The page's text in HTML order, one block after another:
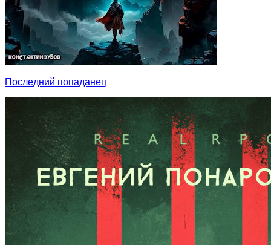
Последний попаданец